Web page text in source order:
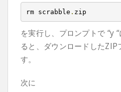
rm scrabble . zip
を実行し、プロンプトで “y
ると、ダウンロードしたZIP
す。
次に